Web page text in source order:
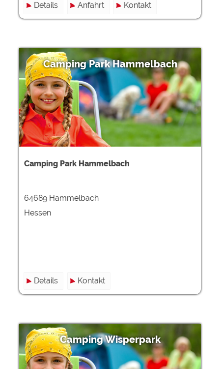
Details Anfahrt Kontakt
Camping Park Hammelbach
Camping Park Hammelbach
64689 Hammelbach
Hessen
Details Kontakt
Camping Wisperpark